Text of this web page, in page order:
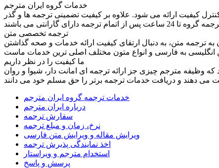
خدمات گروه ایران مترجم
کیفیت ارائه می شود. علاوه بر کیفیت تضمینی ترجمه ها و گذر
ترجمه تخصصی متن
ترجمه متن، به دنبال ارتقای کیفیت ارائه خدمات و صحه گذاشتن
ما کیفیت را در نظر داریم
که وظیفه مترجم چیزی جز ارائه ترجمه ای امانت دار، شیوا و روان
خدمات ترجمه گروه ایران مترجم
درباره ایران مترجم
سفارش ترجمه
نرخ، زمان و مبلغ ترجمه
ویرایش مقاله و ویرایش متن فارسی
اخذ نمایندگی پذیرش ترجمه
استخدام مترجم و ویراستار
پرسش و پاسخ